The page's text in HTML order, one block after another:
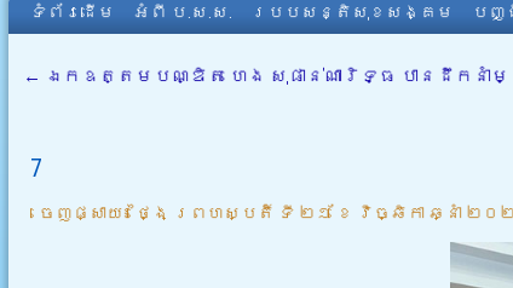
ទំព័រដើម អំពី​ ប.ស.ស. របបសន្តិសុខសង្គម បញ្
← ឯកឧត្តមបណ្ឌិត ហេង សុផាន់ណារិទ្ធ បានដឹកន
7
ចេញផ្សាយ៖ ថ្ងៃ ព្រហស្បតិ៍ ទី ២១ ខែ វិច្ឆិកា ឆ្នាំ ២០